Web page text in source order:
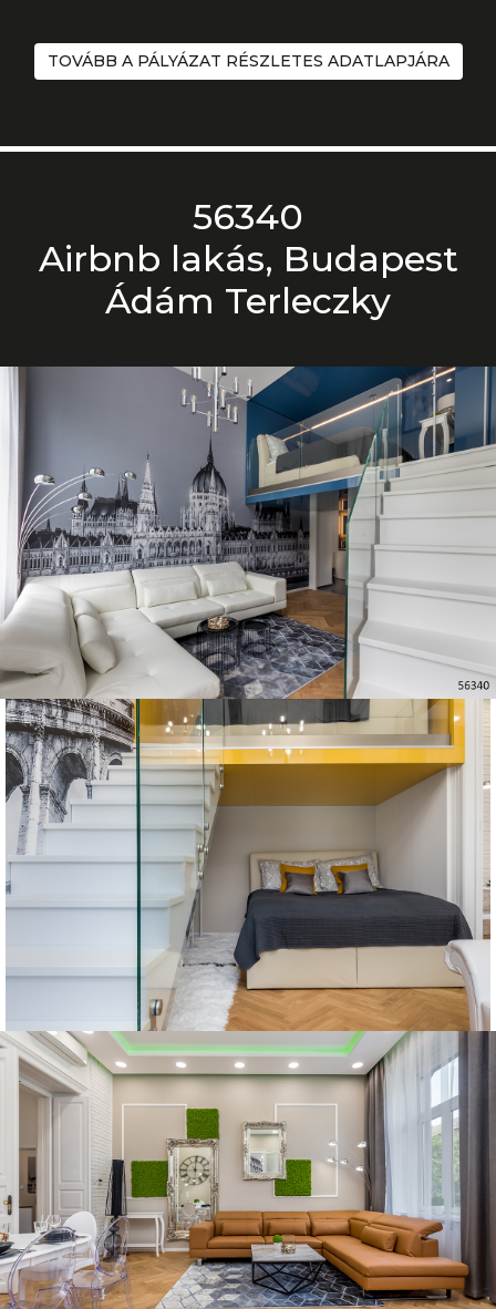
TOVÁBB A PÁLYÁZAT RÉSZLETES ADATLAPJÁRA
56340
Airbnb lakás, Budapest
Ádám Terleczky